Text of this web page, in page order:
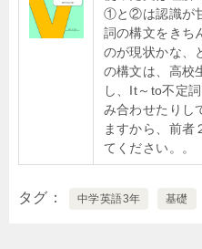
①と②は認識が
詞の構文をきち
のが現状かな、
の構文は、高校
し、It～to不定
み合わせたりし
ますから、前者
てください。。
タグ 中学英語3年 基礎